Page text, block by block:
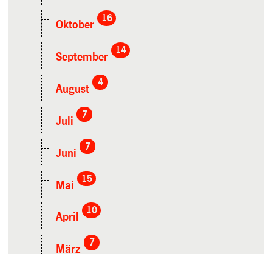
Oktober
16
September
14
August
4
Juli
7
Juni
7
Mai
15
April
10
März
7